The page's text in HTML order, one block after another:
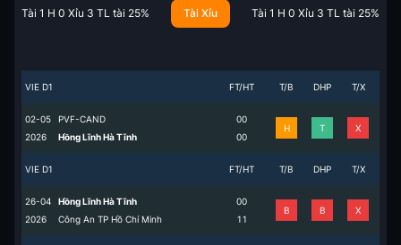
Tài 1 H 0 Xỉu 3 TL tài 25% Tài Xỉu Tài 1 H 0 Xỉu 3 TL tài 25%
VIE D1 FT/HT T/B DHP T/X
02-05
2026
PVF-CAND
Hồng Lĩnh Hà Tĩnh
0
0
0
0
H T X
VIE D1 FT/HT T/B DHP T/X
26-04
2026
Hồng Lĩnh Hà Tĩnh
Công An TP Hồ Chí Minh
0
1
0
1
B B X